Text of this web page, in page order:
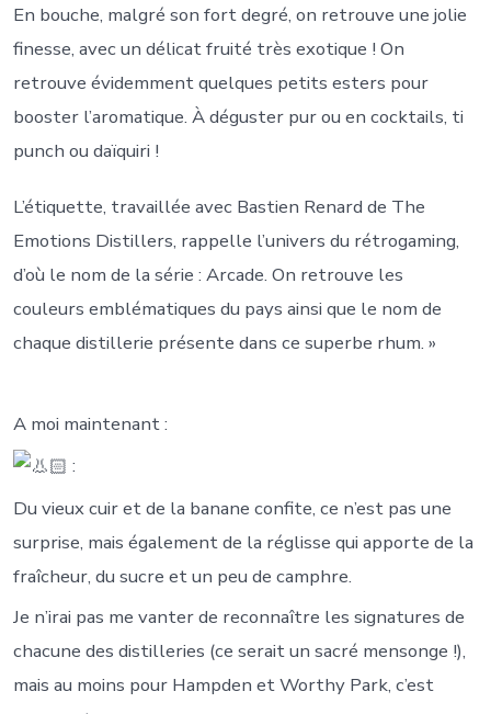
En bouche, malgré son fort degré, on retrouve une jolie
finesse, avec un délicat fruité très exotique ! On
retrouve évidemment quelques petits esters pour
booster l’aromatique. À déguster pur ou en cocktails, ti
punch ou daïquiri !
L’étiquette, travaillée avec Bastien Renard de The
Emotions Distillers, rappelle l’univers du rétrogaming,
d’où le nom de la série : Arcade. On retrouve les
couleurs emblématiques du pays ainsi que le nom de
chaque distillerie présente dans ce superbe rhum. »
A moi maintenant :
:
Du vieux cuir et de la banane confite, ce n’est pas une
surprise, mais également de la réglisse qui apporte de la
fraîcheur, du sucre et un peu de camphre.
Je n’irai pas me vanter de reconnaître les signatures de
chacune des distilleries (ce serait un sacré mensonge !),
mais au moins pour Hampden et Worthy Park, c’est